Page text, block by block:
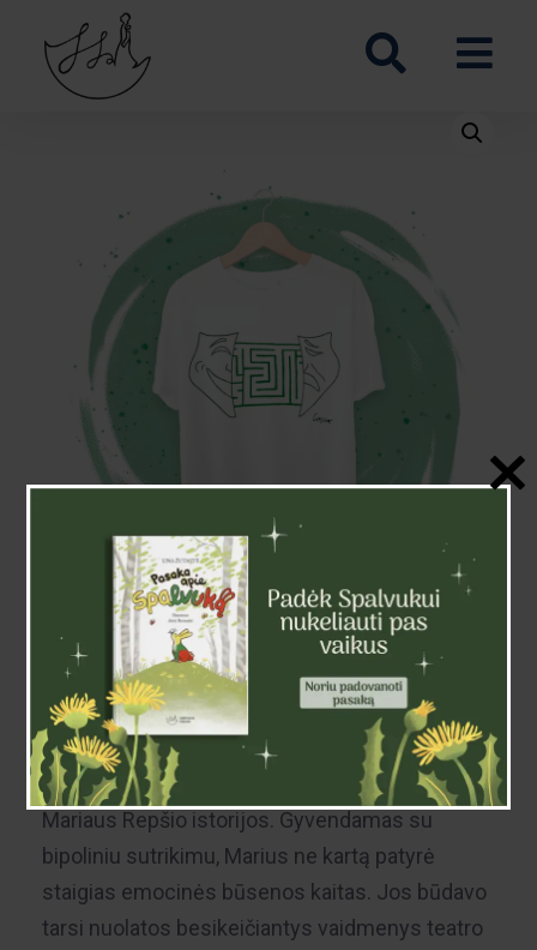
Bipolinis sutrikimas – Mariaus istorija
30,00€
Šių marškinėlių dizainas įkvėptas aktoriaus
Mariaus Repšio istorijos. Gyvendamas su
bipoliniu sutrikimu, Marius ne kartą patyrė
staigias emocinės būsenos kaitas. Jos būdavo
tarsi nuolatos besikeičiantys vaidmenys teatro